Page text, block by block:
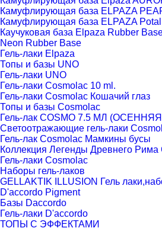
Камуфлирующая база ELPAZA
Камуфлирующая база ELPAZA Potal
Каучуковая база Elpaza Rubber
Neon Rubber Base
Гель-лаки Elpaza
Топы и базы UNO
Гель-лаки UNO
Гель-лаки Cosmolac 10 ml.
Гель-лаки Cosmolac Кошачий глаз
Топы и базы Cosmolac
Гель-лак COSMO 7.5 МЛ
Светоотражающие гель-лаки
Гель-лак Cosmolac Мамкины бусы
Коллекция Легенды Древнего Рима
Гель-лаки Cosmolac
Наборы гель-лаков
GELLAKTIK ILLUSION Гель
D'accordo Pigment
Базы Daccordo
Гель-лаки D'accordo
ТОПЫ С ЭФФЕКТАМИ